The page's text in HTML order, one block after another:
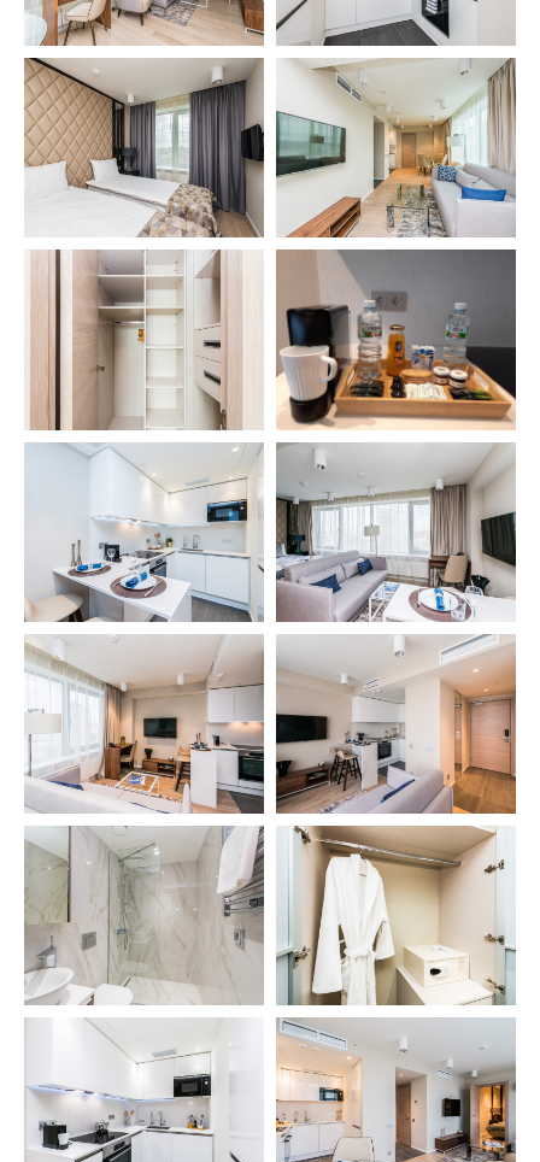
Апартаменты
Студия
с 1 спальней
с 1 спальней Комфорт
Семейные с 2 спальнями
Семейные с 3 спальнями
с 3 спальнями
Представительский с 3 спальнями
Двухуровневые представительские